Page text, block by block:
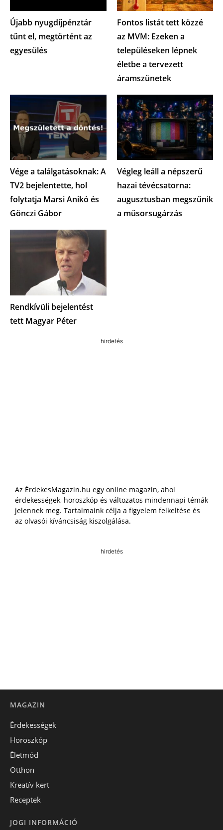
Újabb nyugdíjpénztár
tűnt el, megtörtént az
egyesülés
Fontos listát tett közzé
az MVM: Ezeken a
településeken lépnek
életbe a tervezett
áramszünetek
Vége a találgatásoknak: A
TV2 bejelentette, hol
folytatja Marsi Anikó és
Gönczi Gábor
Végleg leáll a népszerű
hazai tévécsatorna:
augusztusban megszűnik
a műsorsugárzás
Rendkívüli bejelentést
tett Magyar Péter
hirdetés
Az ÉrdekesMagazin.hu egy online magazin, ahol
érdekességek, horoszkóp és változatos mindennapi témák
jelennek meg. Tartalmaink célja a figyelem felkeltése és
az olvasói kíváncsiság kiszolgálása.
hirdetés
MAGAZIN
Érdekességek
Horoszkóp
Életmód
Otthon
Kreatív kert
Receptek
JOGI INFORMÁCIÓ